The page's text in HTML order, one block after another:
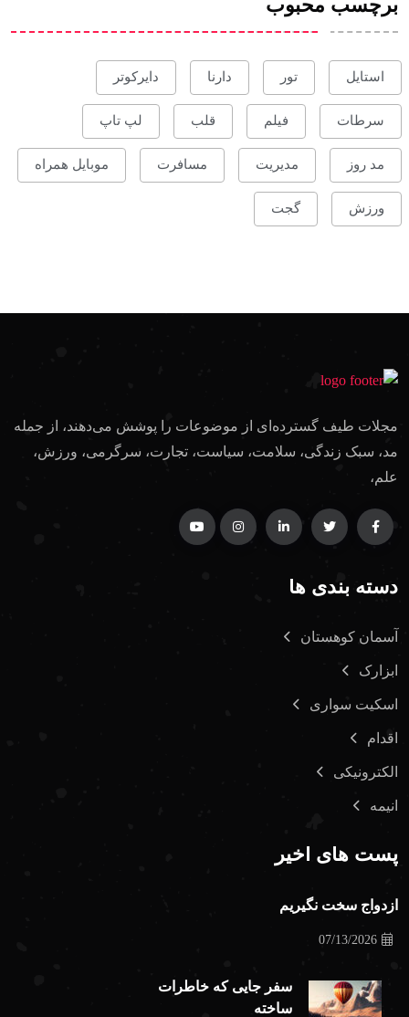
برچسب محبوب
استایل تور دارنا دایرکوتر
سرطات فیلم قلب لپ تاپ
مد روز مدیریت مسافرت موبایل همراه
ورزش گجت
مجلات طیف گسترده‌ای از موضوعات را پوشش می‌دهند، از جمله
مد، سبک زندگی، سلامت، سیاست، تجارت، سرگرمی، ورزش،
علم،
دسته بندی ها
آسمان کوهستان
ابزارک
اسکیت سواری
اقدام
الکترونیکی
انیمه
پست های اخیر
ازدواج سخت نگیریم
07/13/2026
سفر جایی که خاطرات
ساخته